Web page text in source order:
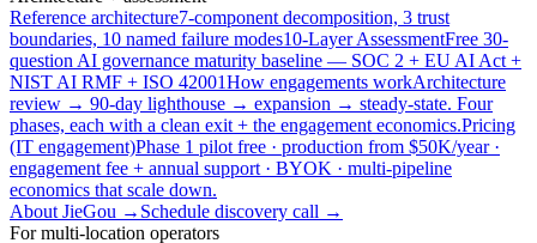
Reference architecture7-component decomposition, 3 trust
boundaries, 10 named failure modes10-Layer AssessmentFree 30-
question AI governance maturity baseline — SOC 2 + EU AI Act +
NIST AI RMF + ISO 42001How engagements workArchitecture
review → 90-day lighthouse → expansion → steady-state. Four
phases, each with a clean exit + the engagement economics.Pricing
(IT engagement)Phase 1 pilot free · production from $50K/year ·
engagement fee + annual support · BYOK · multi-pipeline
economics that scale down.
About JieGou → Schedule discovery call →
For multi-location operators